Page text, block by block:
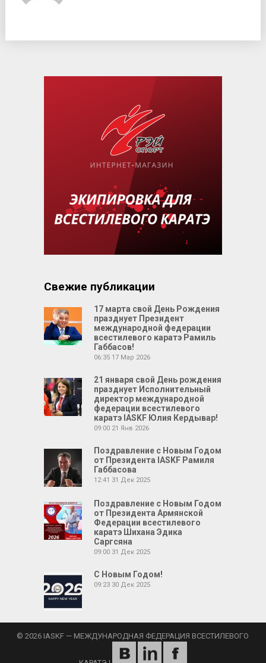
Свежие публикации
17 марта свой День Рождения
празднует Президент
международной федерации
всестилевого каратэ Рамиль
Габбасов!
06:35 17 Мар 2026
21 января свой День рождения
празднует Исполнительный
директор международной
федерации всестилевого
каратэ IASKF Юлия Кердывар!
09:00 21 Янв 2026
Поздравление с Новым Годом
от Президента IASKF Рамиля
Габбасова
12:41 31 Дек 2025
Поздравление с Новым Годом
от Президента Армянской
Федерации всестилевого
каратэ Шихана Эдика
Саргсяна
09:00 31 Дек 2025
С Новым Годом!
09:23 30 Дек 2025
© 2026 IASKF — МЕЖДУНАРОДНАЯ ФЕДЕРАЦИЯ ВСЕСТИЛЕВОГО